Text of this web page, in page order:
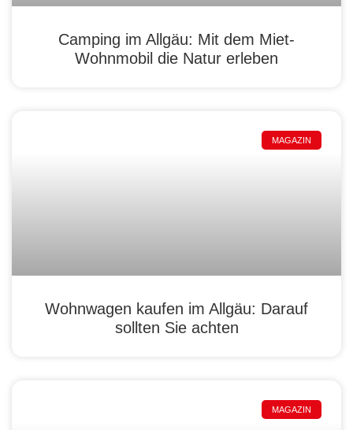
Camping im Allgäu: Mit dem Miet-
Wohnmobil die Natur erleben
MAGAZIN
Wohnwagen kaufen im Allgäu: Darauf
sollten Sie achten
MAGAZIN